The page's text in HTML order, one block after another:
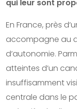
qui leur sont
En France, près
accompagne au
d’autonomie.
atteintes d’un
insuffisamment
centrale dans le